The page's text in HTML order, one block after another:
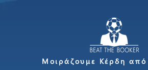
Μοιράζουμε Κέρδη